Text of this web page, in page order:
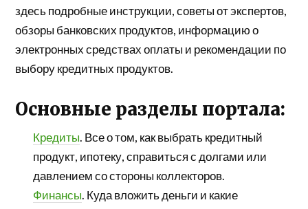
здесь подробные инструкции, советы от экспертов,
обзоры банковских продуктов, информацию о
электронных средствах оплаты и рекомендации по
выбору кредитных продуктов.
Основные разделы портала:
Кредиты. Все о том, как выбрать кредитный
продукт, ипотеку, справиться с долгами или
давлением со стороны коллекторов.
Финансы. Куда вложить деньги и какие